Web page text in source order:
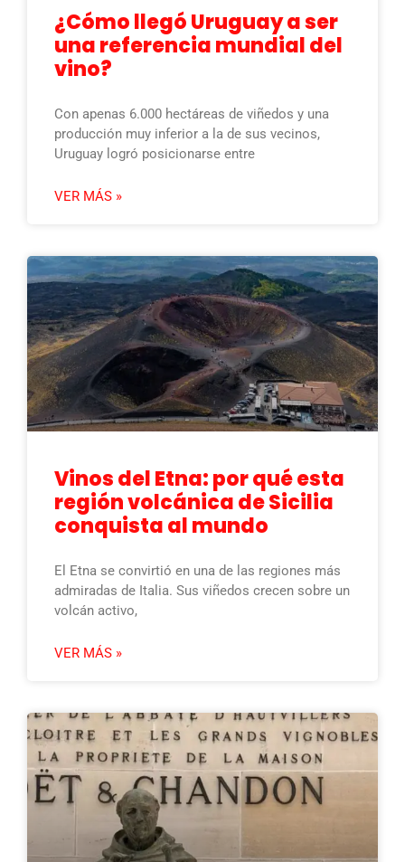
¿Cómo llegó Uruguay a ser
una referencia mundial del
vino?
Con apenas 6.000 hectáreas de viñedos y una
producción muy inferior a la de sus vecinos,
Uruguay logró posicionarse entre
VER MÁS »
Vinos del Etna: por qué esta
región volcánica de Sicilia
conquista al mundo
El Etna se convirtió en una de las regiones más
admiradas de Italia. Sus viñedos crecen sobre un
volcán activo,
VER MÁS »